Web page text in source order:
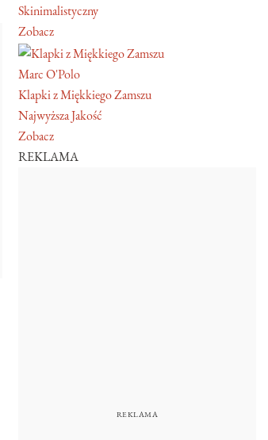
Skinimalistyczny
Zobacz
Marc O'Polo
Klapki z Miękkiego Zamszu
Najwyższa Jakość
Zobacz
REKLAMA